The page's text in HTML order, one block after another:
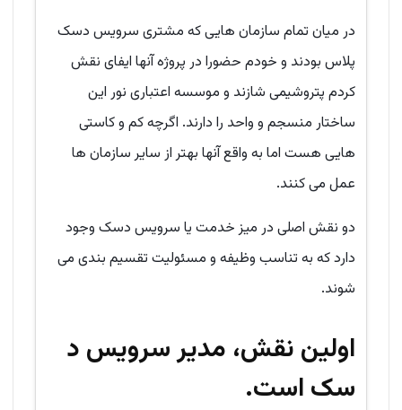
در میان تمام سازمان هایی که مشتری سرویس دسک
پلاس بودند و خودم حضورا در پروژه آنها ایفای نقش
کردم پتروشیمی شازند و موسسه اعتباری نور این
ساختار منسجم و واحد را دارند. اگرچه کم و کاستی
هایی هست اما به واقع آنها بهتر از سایر سازمان ها
عمل می کنند.
دو نقش اصلی در میز خدمت یا سرویس دسک وجود
دارد که به تناسب وظیفه و مسئولیت تقسیم بندی می
شوند.
اولین نقش، مدیر سرویس د
سک است.